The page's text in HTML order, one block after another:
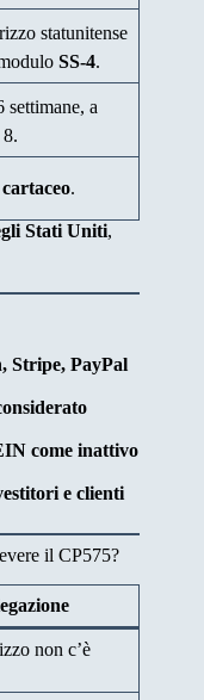
statunitense
SS-4.
settimane, a
.
Stati Uniti,
Stripe, PayPal
come inattivo
e clienti
il CP575?
non c’è